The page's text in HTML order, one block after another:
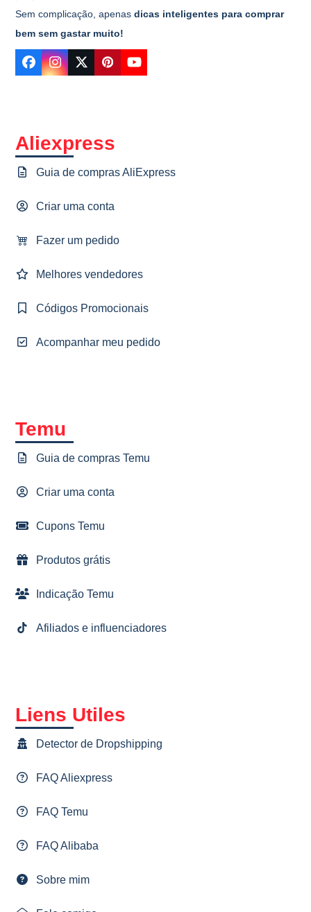
Sem complicação, apenasdicas inteligentes para comprar
bem sem gastar muito!
Facebook
Instagram
TwitterPinterestYouTube
Aliexpress
Guia de compras AliExpress
Criar uma conta
Fazer um pedido
Melhores vendedores
Códigos Promocionais
Acompanhar meu pedido
Temu
Guia de compras Temu
Criar uma conta
Cupons Temu
Produtos grátis
Indicação Temu
Afiliados e influenciadores
Liens Utiles
Detector de Dropshipping
FAQ Aliexpress
FAQ Temu
FAQ Alibaba
Sobre mim